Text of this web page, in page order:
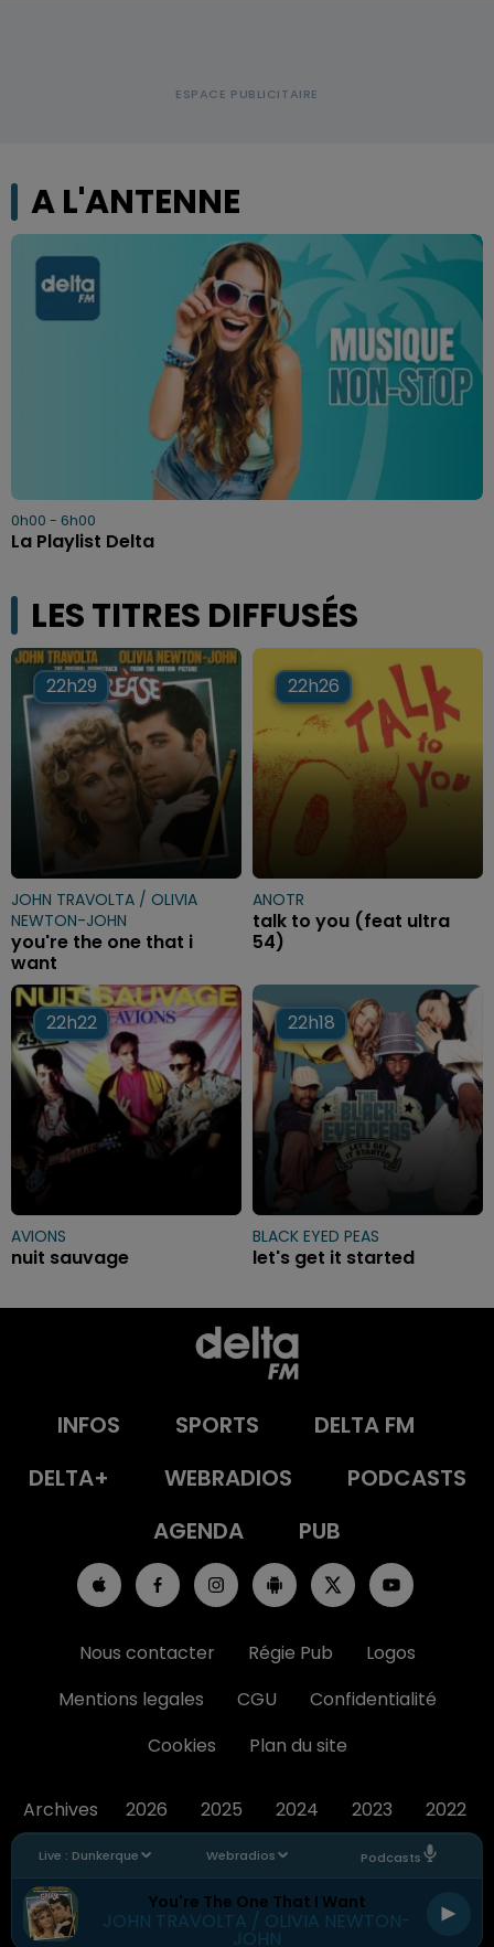
Live : Dunkerque Webradios Podcasts
You're The One That I Want
JOHN TRAVOLTA / OLIVIA NEWTON-
JOHN
A L'ANTENNE
0h00 - 6h00
La Playlist Delta
LES TITRES DIFFUSÉS
22h29
22h29
JOHN TRAVOLTA / OLIVIA
NEWTON-JOHN
you're the one that i
want
22h26
22h26
ANOTR
talk to you (feat ultra
54)
22h22
22h22
AVIONS
nuit sauvage
22h18
22h18
BLACK EYED PEAS
let's get it started
INFOS SPORTS
DELTA FM
DELTA+
WEBRADIOS
PODCASTS
AGENDA
PUB
Nous contacter Régie Pub
Logos
Mentions legales
CGU
Confidentialité
Cookies
Plan du site
Archives 2026 2025 2024 2023 2022